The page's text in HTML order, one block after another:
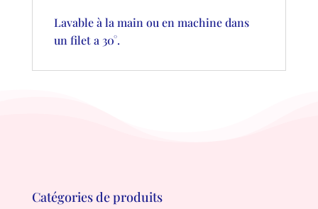
Lavable à la main ou en machine dans
un filet a 30°.
Catégories de produits